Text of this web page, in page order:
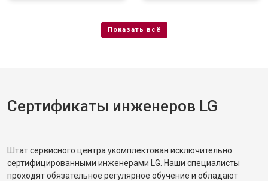
Сертификаты инженеров LG
Штат сервисного центра укомплектован исключительно
сертифицированными инженерами LG. Наши специалисты
проходят обязательное регулярное обучение и обладают